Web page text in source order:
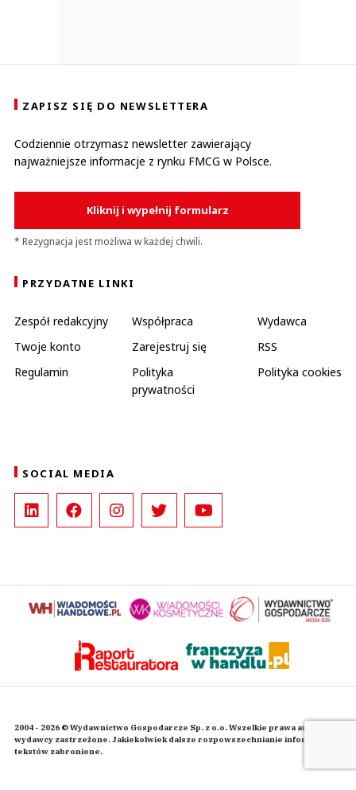
ZAPISZ SIĘ DO NEWSLETTERA
Codziennie otrzymasz newsletter zawierający
najważniejsze informacje z rynku FMCG w Polsce.
Kliknij i wypełnij formularz
* Rezygnacja jest możliwa w każdej chwili.
PRZYDATNE LINKI
Zespół redakcyjny Współpraca
Wydawca
Twoje konto
Zarejestruj się
RSS
Regulamin
Polityka
prywatności
Polityka cookies
SOCIAL MEDIA
2004 - 2026 © Wydawnictwo Gospodarcze Sp. z o.o. Wszelkie prawa autorskie
wydawcy zastrzeżone. Jakiekolwiek dalsze rozpowszechnianie informacji i
tekstów zabronione.